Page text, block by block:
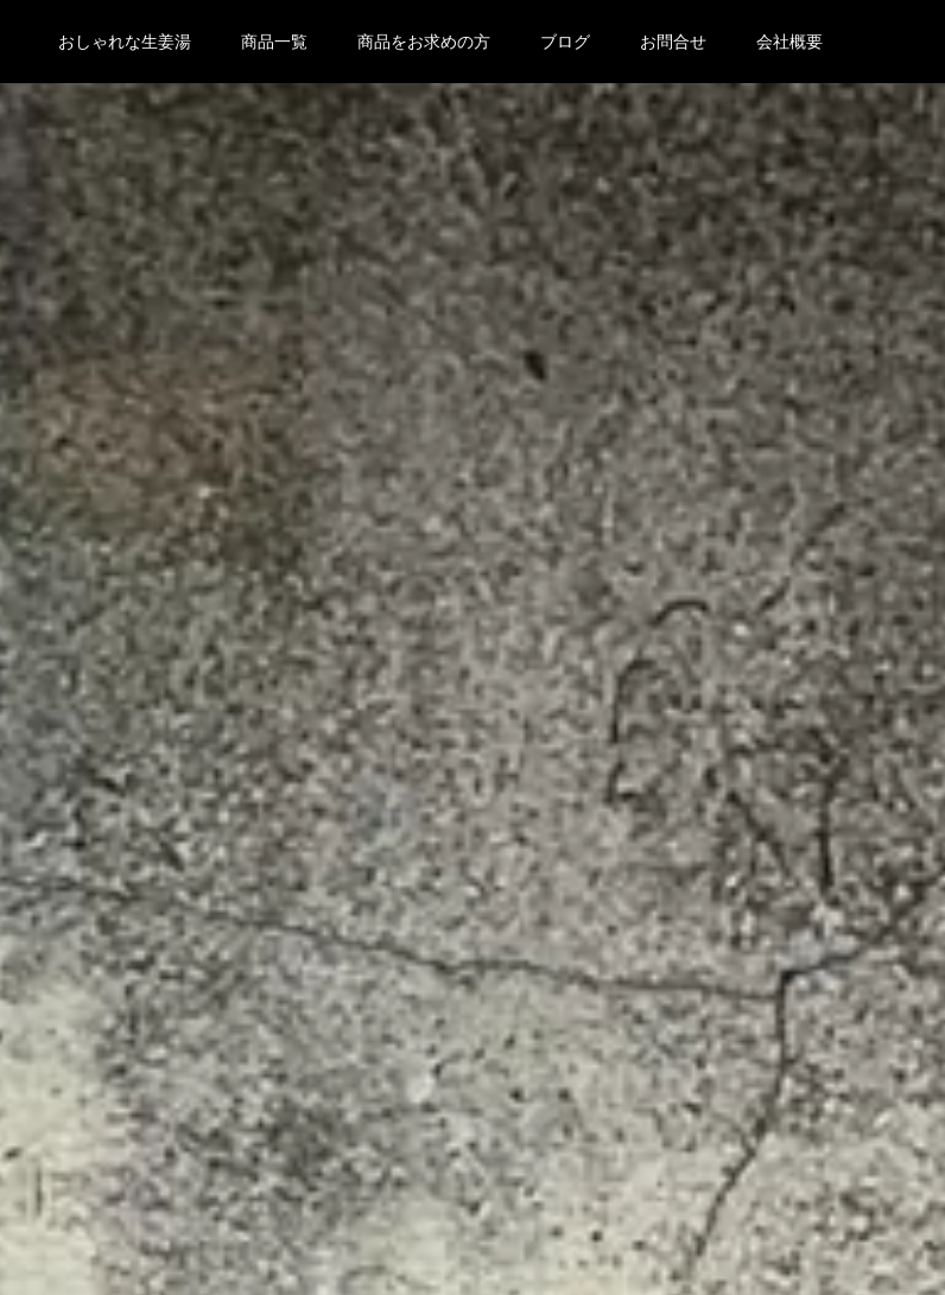
おしゃれな生姜湯 商品一覧 商品をお求めの方 ブログ お問合せ 会社概要